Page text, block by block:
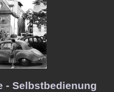
- Selbstbedienung